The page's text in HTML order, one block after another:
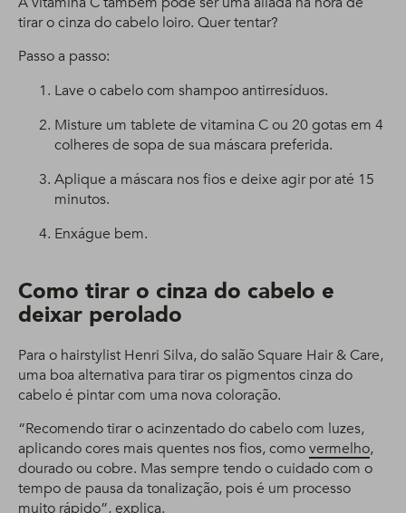
tirar o cinza do cabelo loiro. Quer tentar?
Passo a passo:
Lave o cabelo com shampoo antirresíduos.
Misture um tablete de vitamina C ou 20 gotas em 4
colheres de sopa de sua máscara preferida.
Aplique a máscara nos fios e deixe agir por até 15
minutos.
Enxágue bem.
Como tirar o cinza do cabelo e
deixar perolado
Para o hairstylist Henri Silva, do salão Square Hair & Care,
uma boa alternativa para tirar os pigmentos cinza do
cabelo é pintar com uma nova coloração.
“Recomendo tirar o acinzentado do cabelo com luzes,
aplicando cores mais quentes nos fios, comovermelho,
dourado ou cobre. Mas sempre tendo o cuidado com o
tempo de pausa da tonalização, pois é um processo
muito rápido”, explica.